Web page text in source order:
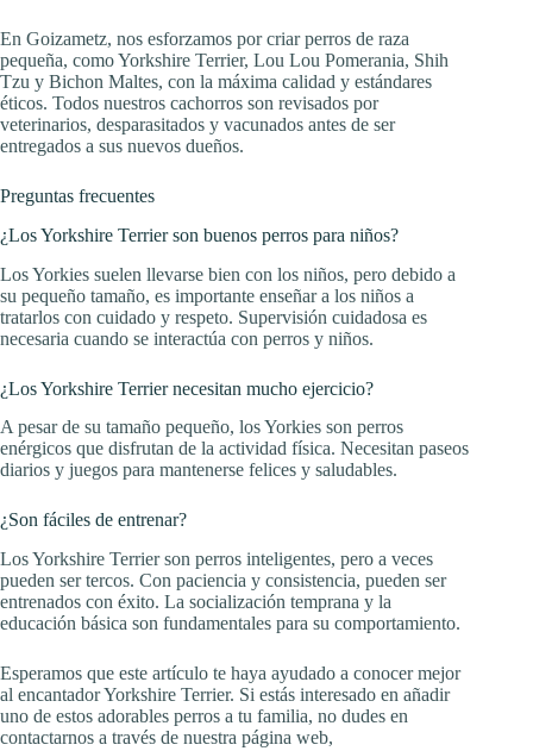
En Goizametz, nos esforzamos por criar perros de raza
pequeña, como Yorkshire Terrier, Lou Lou Pomerania, Shih
Tzu y Bichon Maltes, con la máxima calidad y estándares
éticos. Todos nuestros cachorros son revisados por
veterinarios, desparasitados y vacunados antes de ser
entregados a sus nuevos dueños.
Preguntas frecuentes
¿Los Yorkshire Terrier son buenos perros para niños?
Los Yorkies suelen llevarse bien con los niños, pero debido a
su pequeño tamaño, es importante enseñar a los niños a
tratarlos con cuidado y respeto. Supervisión cuidadosa es
necesaria cuando se interactúa con perros y niños.
¿Los Yorkshire Terrier necesitan mucho ejercicio?
A pesar de su tamaño pequeño, los Yorkies son perros
enérgicos que disfrutan de la actividad física. Necesitan paseos
diarios y juegos para mantenerse felices y saludables.
¿Son fáciles de entrenar?
Los Yorkshire Terrier son perros inteligentes, pero a veces
pueden ser tercos. Con paciencia y consistencia, pueden ser
entrenados con éxito. La socialización temprana y la
educación básica son fundamentales para su comportamiento.
Esperamos que este artículo te haya ayudado a conocer mejor
al encantador Yorkshire Terrier. Si estás interesado en añadir
uno de estos adorables perros a tu familia, no dudes en
contactarnos a través de nuestra página web,